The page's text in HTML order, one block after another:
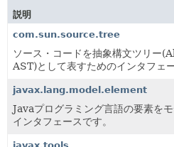
新規
索引
説明
com.sun.source.tree
ソース・コードを抽象構文ツリー
AST)として表すためのインタフェ
javax.lang.model.element
Javaプログラミング言語の要素を
インタフェースです。